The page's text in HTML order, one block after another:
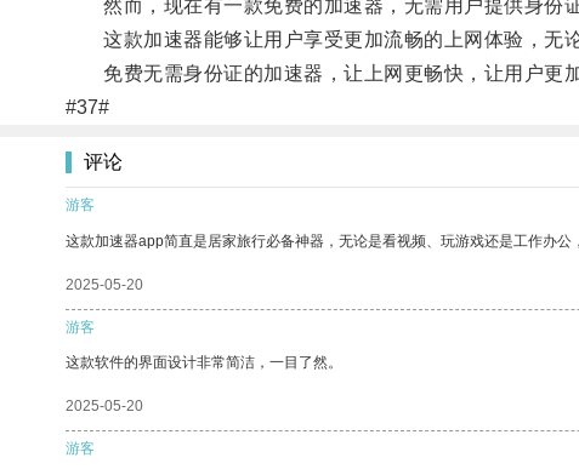
然而，现在有一款免费的加速器，无需用户提供身份证
这款加速器能够让用户享受更加流畅的上网体验，无
免费无需身份证的加速器，让上网更畅快，让用户更加
#37#
评论
游客
这款加速器app简直是居家旅行必备神器，无论是看视频、玩游戏还是工作办
2025-05-20
游客
这款软件的界面设计非常简洁，一目了然。
2025-05-20
游客